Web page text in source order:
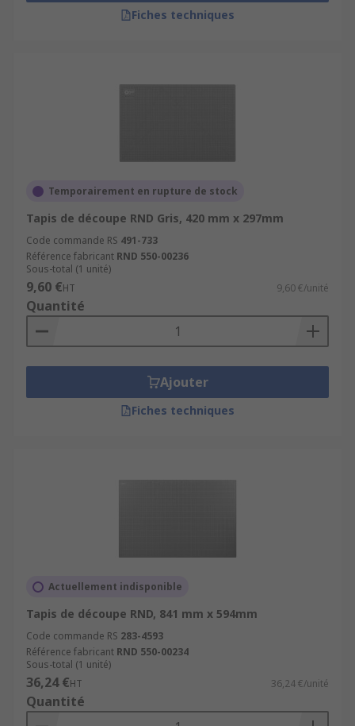
Fiches techniques
Temporairement en rupture de stock
Tapis de découpe RND Gris, 420 mm x 297mm
Code commande RS 491-733
Référence fabricant RND 550-00236
Sous-total (1 unité)
9,60 €HT 9,60 €/unité
Quantité
Ajouter
Fiches techniques
Actuellement indisponible
Tapis de découpe RND, 841 mm x 594mm
Code commande RS 283-4593
Référence fabricant RND 550-00234
Sous-total (1 unité)
36,24 €HT 36,24 €/unité
Quantité